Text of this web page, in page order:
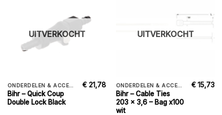
UITVERKOCHT
ONDERDELEN & ACCESSORIES
Bihr – Quick Coup
Double Lock Black
€ 21,78
UITVERKOCHT
ONDERDELEN & ACCESSORIES
Bihr – Cable Ties
203 x 3,6 – Bag x100
wit
€ 15,73